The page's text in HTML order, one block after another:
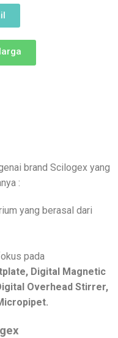
brand Scilogex yang
:
yang berasal dari
pada
Digital Magnetic
Overhead Stirrer,